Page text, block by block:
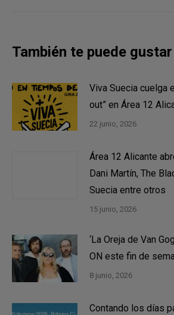
También te puede gustar
Viva Suecia cuelga
out” en Área 12
22 junio, 2026
Área 12 Alicante
Dani Martín, The
Suecia entre otros
15 junio, 2026
‘La Oreja de Van
ON este fin de
8 junio, 2026
Contando los días